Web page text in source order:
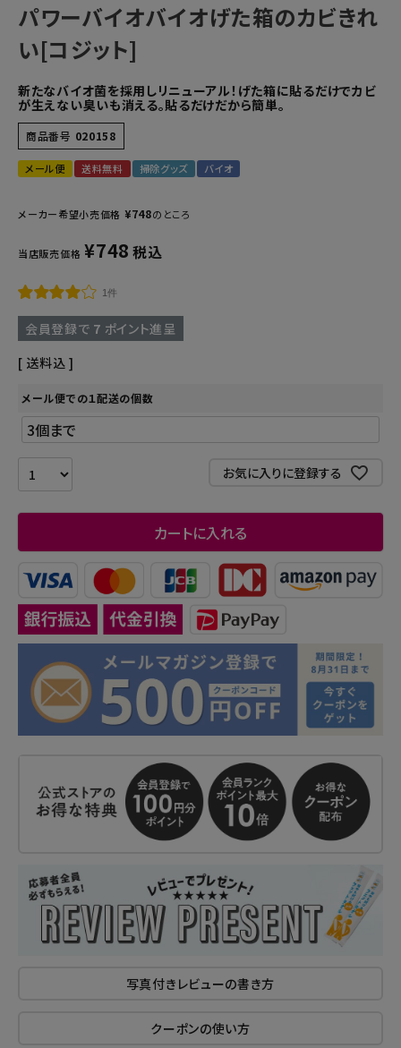
パワーバイオバイオげた箱のカビきれ
い[コジット]
新たなバイオ菌を採用しリニューアル！げた箱に貼るだけでカビ
が生えない臭いも消える。貼るだけだから簡単。
商品番号 020158
メール便 送料無料 掃除グッズ バイオ
メーカー希望小売価格 ¥748のところ
当店販売価格 ¥748 税込
1件
会員登録で 7 ポイント進呈
送料込
メール便での１配送の個数
お気に入りに登録する
カートに入れる
写真付きレビューの書き方
クーポンの使い方